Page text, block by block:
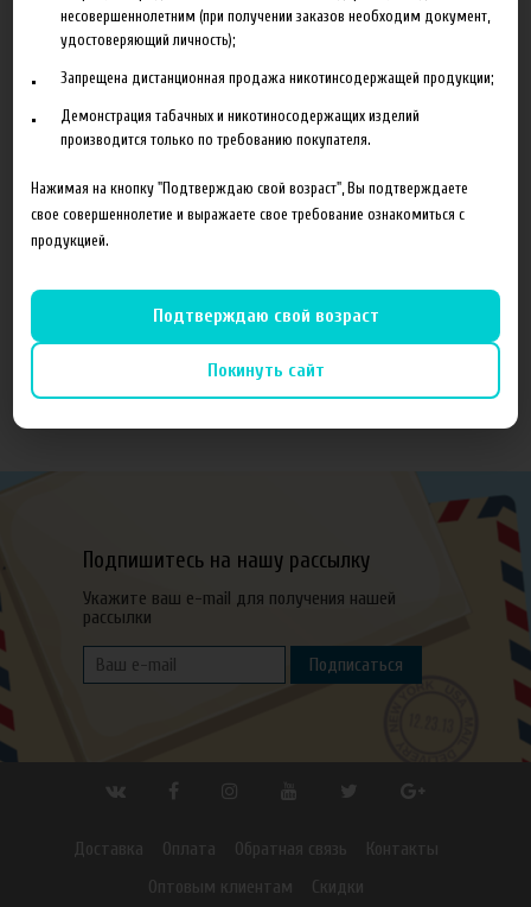
3 590.00 руб
Товар отсутствует Добавить в сравнение
Отзывы
Подпишитесь на нашу рассылку
Укажите ваш e-mail для получения нашей
рассылки
Подписаться
Доставка Оплата Обратная связь
Контакты
Оптовым клиентам
Скидки
несовершеннолетним (при получении заказов необходим документ,
удостоверяющий личность);
Запрещена дистанционная продажа никотинсодержащей продукции;
Демонстрация табачных и никотиносодержащих изделий
производится только по требованию покупателя.
Нажимая на кнопку "Подтверждаю свой возраст", Вы подтверждаете
свое совершеннолетие и выражаете свое требование ознакомиться с
продукцией.
Подтверждаю свой возраст
Покинуть сайт